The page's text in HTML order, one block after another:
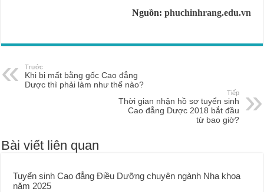
Nguồn: phuchinhrang.edu.vn
Trước
Khi bị mất bằng gốc Cao đẳng
Dược thì phải làm như thế nào?
Tiếp
Thời gian nhận hồ sơ tuyển sinh
Cao đẳng Dược 2018 bắt đầu
từ bao giờ?
Bài viết liên quan
Tuyển sinh Cao đẳng Điều Dưỡng chuyên ngành Nha khoa
năm 2025